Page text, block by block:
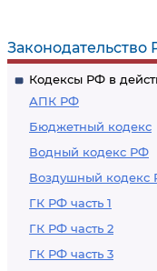
Законодательство
Кодексы РФ в
АПК РФ
Бюджетный кодекс
Водный кодекс РФ
Воздушный кодекс
ГК РФ часть 1
ГК РФ часть 2
ГК РФ часть 3